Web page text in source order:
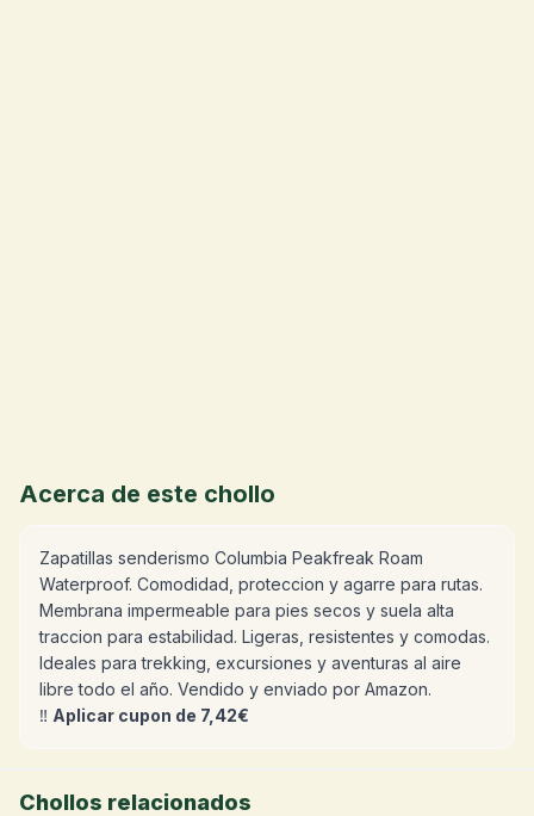
Acerca de este chollo
Zapatillas senderismo Columbia Peakfreak Roam
Waterproof. Comodidad, proteccion y agarre para rutas.
Membrana impermeable para pies secos y suela alta
traccion para estabilidad. Ligeras, resistentes y comodas.
Ideales para trekking, excursiones y aventuras al aire
libre todo el año. Vendido y enviado por Amazon.
‼️ Aplicar cupon de 7,42€
Chollos relacionados